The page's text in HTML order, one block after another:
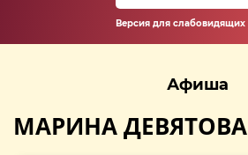
Версия для слабовидящих
Афиша
МАРИНА ДЕВЯТОВА